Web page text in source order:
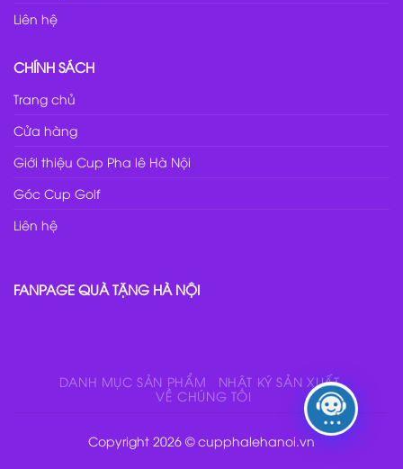
Liên hệ
CHÍNH SÁCH
Trang chủ
Cửa hàng
Giới thiệu Cup Pha lê Hà Nội
Góc Cup Golf
Liên hệ
FANPAGE QUÀ TẶNG HÀ NỘI
DANH MỤC SẢN PHẨM
NHẬT KÝ SẢN XUẤT
VỀ CHÚNG TÔI
Copyright 2026 © cupphalehanoi.vn